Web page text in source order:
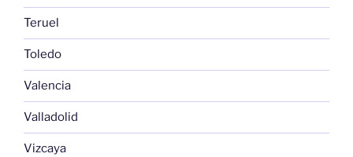
Teruel
Toledo
Valencia
Valladolid
Vizcaya